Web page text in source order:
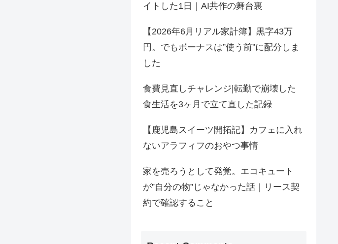
イトした1日｜AI共作の舞台裏
【2026年6月リアル家計簿】黒字43万
円。でもボーナスは”使う前”に配分しま
した
食費見直しチャレンジ|転勤で崩壊した
食生活を3ヶ月で立て直した記録
【鹿児島スイーツ開拓記】カフェに入れ
ないアラフィフのおやつ事情
家を売ろうとして発覚。エコキュート
が”自分の物”じゃなかった話｜リース契
約で確認すること